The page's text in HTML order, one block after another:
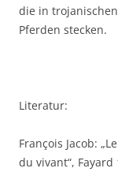
die in
Pferden stecken.
Literatur:
François Jacob:
du vivant“,